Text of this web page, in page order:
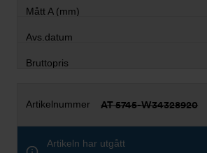
AT 5745-W34328920
Artikeln har utgått